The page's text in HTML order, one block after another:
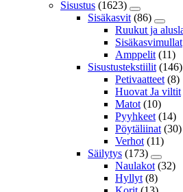
Sisustus (1623)
Sisäkasvit (86)
Ruukut ja
Sisäkasvimullat
Amppelit (11)
Sisustustekstiilit (146)
Petivaatteet (8)
Huovat Ja viltit
Matot (10)
Pyyhkeet (14)
Pöytäliinat (30)
Verhot (11)
Säilytys (173)
Naulakot (32)
Hyllyt (8)